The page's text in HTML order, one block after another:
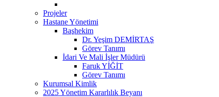
Projeler
Hastane Yönetimi
Başhekim
Dr. Yeşim DEMİRTAŞ
Görev Tanımı
İdari Ve Mali İşler Müdürü
Faruk YİĞİT
Görev Tanımı
Kurumsal Kimlik
2025 Yönetim Kararlılık Beyanı